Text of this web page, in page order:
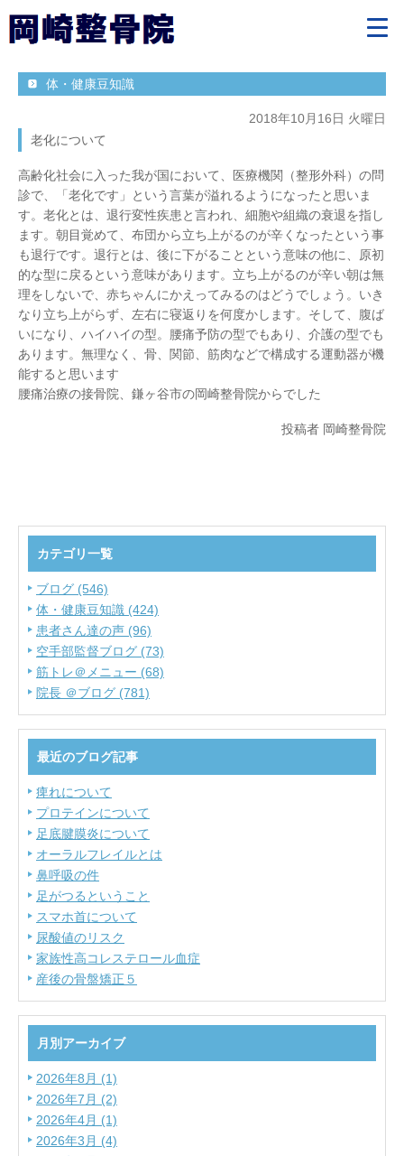
体・健康豆知識
2018年10月16日 火曜日
老化について
高齢化社会に入った我が国において、医療機関（整形外科）の問
診で、「老化です」という言葉が溢れるようになったと思いま
す。老化とは、退行変性疾患と言われ、細胞や組織の衰退を指し
ます。朝目覚めて、布団から立ち上がるのが辛くなったという事
も退行です。退行とは、後に下がることという意味の他に、原初
的な型に戻るという意味があります。立ち上がるのが辛い朝は無
理をしないで、赤ちゃんにかえってみるのはどうでしょう。いき
なり立ち上がらず、左右に寝返りを何度かします。そして、腹ば
いになり、ハイハイの型。腰痛予防の型でもあり、介護の型でも
あります。無理なく、骨、関節、筋肉などで構成する運動器が機
能すると思います
腰痛治療の接骨院、鎌ヶ谷市の岡崎整骨院からでした
投稿者 岡崎整骨院
カテゴリ一覧
ブログ (546)
体・健康豆知識 (424)
患者さん達の声 (96)
空手部監督ブログ (73)
筋トレ＠メニュー (68)
院長 ＠ブログ (781)
最近のブログ記事
痺れについて
プロテインについて
足底腱膜炎について
オーラルフレイルとは
鼻呼吸の件
足がつるということ
スマホ首について
尿酸値のリスク
家族性高コレステロール血症
産後の骨盤矯正５
月別アーカイブ
2026年8月 (1)
2026年7月 (2)
2026年4月 (1)
2026年3月 (4)